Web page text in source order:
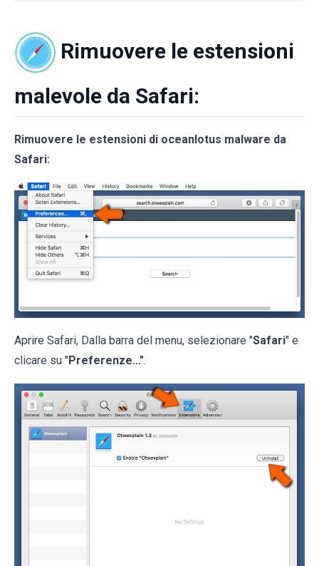
Rimuovere le estensioni
malevole da Safari:
Rimuovere le estensioni di oceanlotus malware da
Safari:
Aprire Safari, Dalla barra del menu, selezionare "Safari" e
clicare su "Preferenze...".